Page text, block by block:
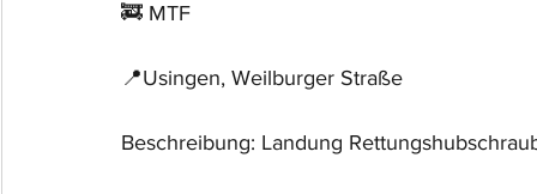
🚒 MTF
📍Usingen, Weilburger Straße
Beschreibung: Landung